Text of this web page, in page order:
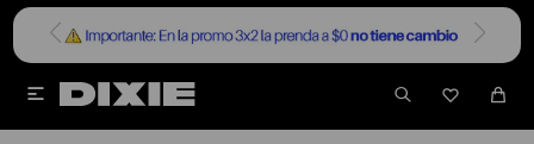


CAMPERAS ADOLESCENTE TALLE 10